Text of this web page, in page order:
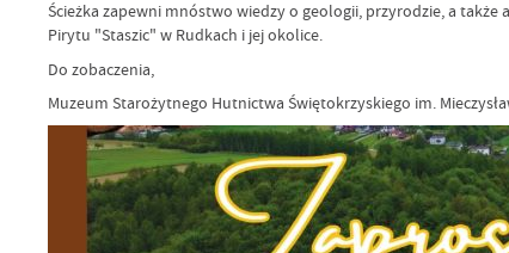
Ścieżka zapewni mnóstwo wiedzy o geologii, przyrodzie, a
Pirytu "Staszic" w Rudkach i jej okolice.
Do zobaczenia,
Muzeum Starożytnego Hutnictwa Świętokrzyskiego im.